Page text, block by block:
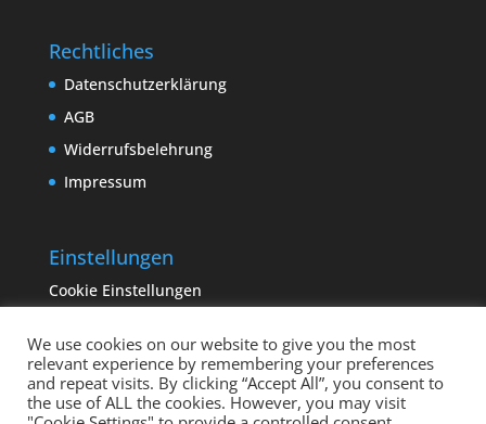
Rechtliches
Datenschutzerklärung
AGB
Widerrufsbelehrung
Impressum
Einstellungen
Cookie Einstellungen
We use cookies on our website to give you the most
relevant experience by remembering your preferences
and repeat visits. By clicking “Accept All”, you consent to
the use of ALL the cookies. However, you may visit